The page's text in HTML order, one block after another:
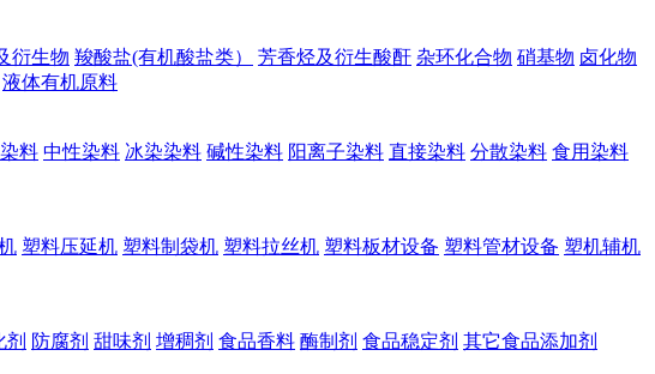
衍生物 羧酸盐(有机酸盐类） 芳香烃及衍生酸酐 杂环化合物 硝基物 卤化物
液体有机原料
料 中性染料 冰染染料 碱性染料 阳离子染料 直接染料 分散染料 食用染料
塑料压延机 塑料制袋机 塑料拉丝机 塑料板材设备 塑料管材设备 塑机辅机
剂 防腐剂 甜味剂 增稠剂 食品香料 酶制剂 食品稳定剂 其它食品添加剂